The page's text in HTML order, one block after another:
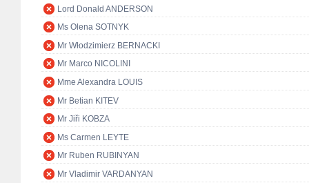
Lord Donald ANDERSON
Ms Olena SOTNYK
Mr Włodzimierz BERNACKI
Mr Marco NICOLINI
Mme Alexandra LOUIS
Mr Betian KITEV
Mr Jiři KOBZA
Ms Carmen LEYTE
Mr Ruben RUBINYAN
Mr Vladimir VARDANYAN